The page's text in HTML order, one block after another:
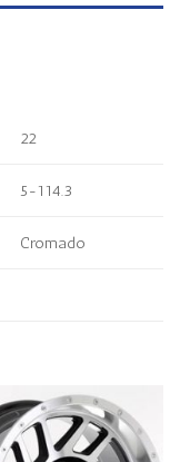
22
5-114.3
Cromado